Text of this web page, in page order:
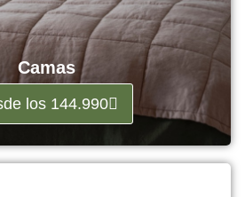
Camas
los 144.990